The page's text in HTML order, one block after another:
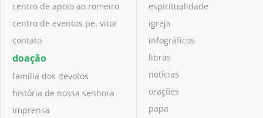
centro de apoio ao romeiro
centro de eventos pe. vitor
contato
doação
família dos devotos
história de nossa senhora
imprensa
espiritualidade
igreja
infográficos
libras
notícias
orações
papa